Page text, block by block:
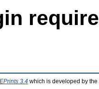
EPrints 3.4 which is developed by the